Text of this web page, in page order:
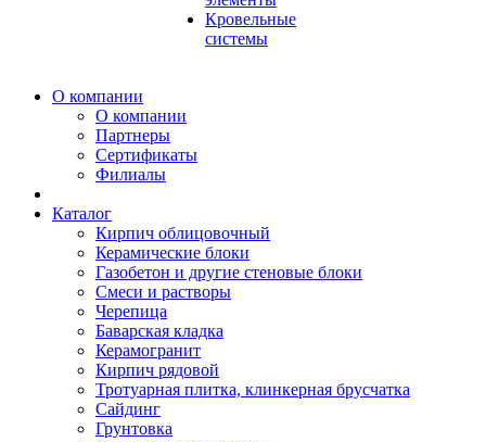
Кровельные
системы
О компании
О компании
Партнеры
Сертификаты
Филиалы
Каталог
Кирпич облицовочный
Керамические блоки
Газобетон и другие стеновые блоки
Смеси и растворы
Черепица
Баварская кладка
Керамогранит
Кирпич рядовой
Тротуарная плитка, клинкерная брусчатка
Сайдинг
Грунтовка